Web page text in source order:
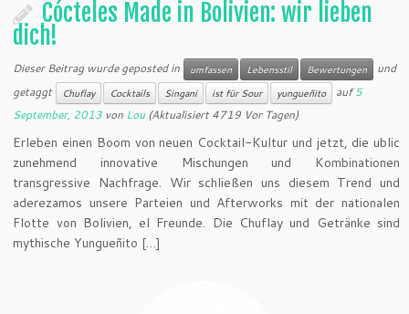
Cócteles Made in Bolivien: wir lieben
dich!
Dieser Beitrag wurde geposted in umfassen Lebensstil Bewertungen
und
getaggt
Chuflay Cocktails Singani ist für Sour yungueñito auf5
September, 2013 von Lou(Aktualisiert 4719 Vor Tagen)
Erleben einen Boom von neuen Cocktail-Kultur und jetzt, die ublic
zunehmend innovative Mischungen und Kombinationen
transgressive Nachfrage. Wir schließen uns diesem Trend und
aderezamos unsere Parteien und Afterworks mit der nationalen
Flotte von Bolivien, el Freunde. Die Chuflay und Getränke sind
mythische Yungueñito […]